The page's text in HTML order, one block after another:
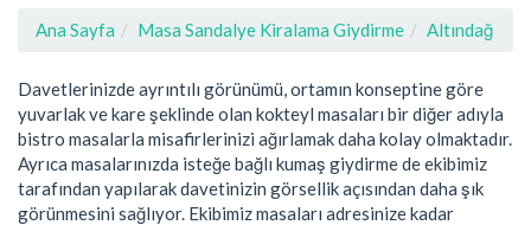
Ana Sayfa Masa Sandalye Kiralama Giydirme Altındağ
Davetlerinizde ayrıntılı görünümü, ortamın konseptine göre
yuvarlak ve kare şeklinde olan kokteyl masaları bir diğer adıyla
bistro masalarla misafirlerinizi ağırlamak daha kolay olmaktadır.
Ayrıca masalarınızda isteğe bağlı kumaş giydirme de ekibimiz
tarafından yapılarak davetinizin görsellik açısından daha şık
görünmesini sağlıyor. Ekibimiz masaları adresinize kadar